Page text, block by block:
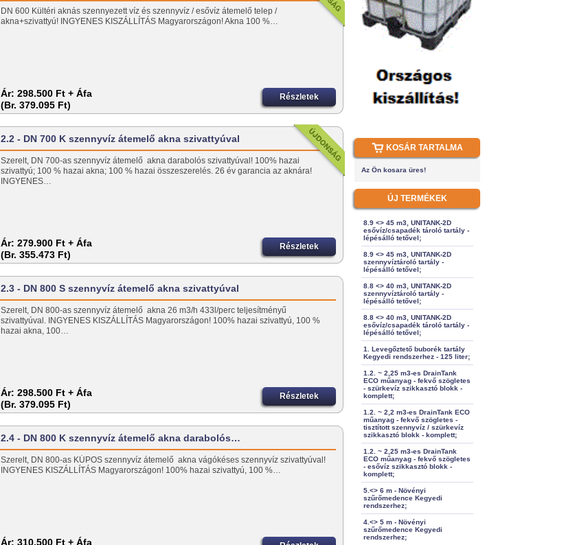
DN 600 Kültéri aknás szennyezett víz és szennyvíz / esővíz átemelő telep /
akna+szivattyú! INGYENES KISZÁLLÍTÁS Magyarországon! Akna 100 %…
Ár: 298.500 Ft + Áfa
(Br. 379.095 Ft)
Részletek
2.2 - DN 700 K szennyvíz átemelő akna szivattyúval
Szerelt, DN 700-as szennyvíz átemelő akna darabolós szivattyúval! 100% hazai
szivattyú; 100 % hazai akna; 100 % hazai összeszerelés. 26 év garancia az aknára!
INGYENES…
Ár: 279.900 Ft + Áfa
(Br. 355.473 Ft)
Részletek
2.3 - DN 800 S szennyvíz átemelő akna szivattyúval
Szerelt, DN 800-as szennyvíz átemelő akna 26 m3/h 433l/perc teljesítményű
szivattyúval. INGYENES KISZÁLLÍTÁS Magyarországon! 100% hazai szivattyú, 100 %
hazai akna, 100…
Ár: 298.500 Ft + Áfa
(Br. 379.095 Ft)
Részletek
2.4 - DN 800 K szennyvíz átemelő akna darabolós…
Szerelt, DN 800-as KÚPOS szennyvíz átemelő akna vágókéses szennyvíz szivattyúval!
INGYENES KISZÁLLÍTÁS Magyarországon! 100% hazai szivattyú, 100 %…
Ár: 310.500 Ft + Áfa
KOSÁR TARTALMA
Az Ön kosara üres!
ÚJ TERMÉKEK
8.9 <> 45 m3, UNITANK-2D
esővíz/csapadék tároló tartály -
lépésálló tetővel;
8.9 <> 45 m3, UNITANK-2D
szennyvíztároló tartály -
lépésálló tetővel;
8.8 <> 40 m3, UNITANK-2D
szennyvíztároló tartály -
lépésálló tetővel;
8.8 <> 40 m3, UNITANK-2D
esővíz/csapadék tároló tartály -
lépésálló tetővel;
1. Levegőztető buborék tartály
Kegyedi rendszerhez - 125 liter;
1.2. ~ 2,25 m3-es DrainTank
ECO műanyag - fekvő szögletes
- szürkevíz szikkasztó blokk -
komplett;
1.2. ~ 2,2 m3-es DrainTank ECO
műanyag - fekvő szögletes -
tisztított szennyvíz / szürkevíz
szikkasztó blokk - komplett;
1.2. ~ 2,25 m3-es DrainTank
ECO műanyag - fekvő szögletes
- esővíz szikkasztó blokk -
komplett;
5.<> 6 m - Növényi
szűrőmedence Kegyedi
rendszerhez;
4.<> 5 m - Növényi
szűrőmedence Kegyedi
rendszerhez;